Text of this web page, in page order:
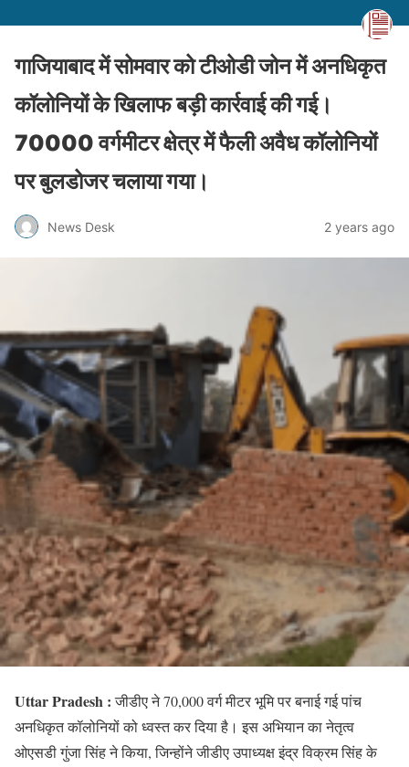
गाजियाबाद में सोमवार को टीओडी जोन में अनधिकृत
कॉलोनियों के खिलाफ बड़ी कार्रवाई की गई।
70000 वर्गमीटर क्षेत्र में फैली अवैध कॉलोनियों
पर बुलडोजर चलाया गया।
News Desk 2 years ago
Uttar Pradesh :जीडीए ने 70,000 वर्ग मीटर भूमि पर बनाई गई पांच
अनधिकृत कॉलोनियों को ध्वस्त कर दिया है। इस अभियान का नेतृत्व
ओएसडी गुंजा सिंह ने किया, जिन्होंने जीडीए उपाध्यक्ष इंद्र विक्रम सिंह के